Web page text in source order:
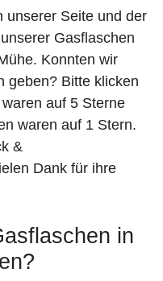
unserer Seite und der
Gasflaschen
Konnten wir
geben? Bitte klicken
auf 5 Sterne
waren auf 1 Stern.
&
Dank für ihre
in